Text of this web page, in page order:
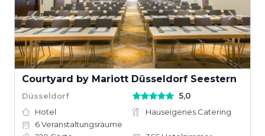
Courtyard by Mariott Düsseldorf Seestern
Düsseldorf 5,0
Hotel
Hauseigenes Catering
6Veranstaltungsräume